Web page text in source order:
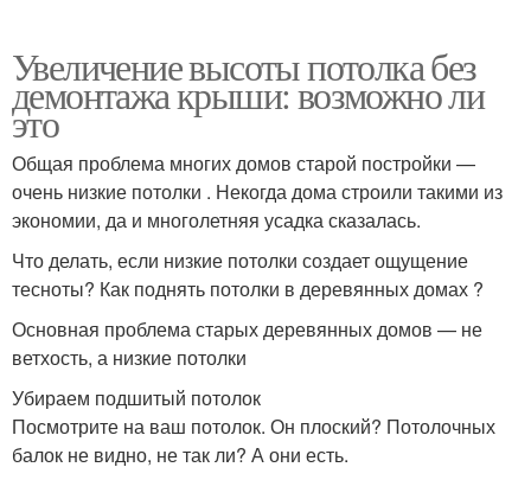
Увеличение высоты потолка без
демонтажа крыши: возможно ли
это
Общая проблема многих домов старой постройки —
очень низкие потолки . Некогда дома строили такими из
экономии, да и многолетняя усадка сказалась.
Что делать, если низкие потолки создает ощущение
тесноты? Как поднять потолки в деревянных домах ?
Основная проблема старых деревянных домов — не
ветхость, а низкие потолки
Убираем подшитый потолок
Посмотрите на ваш потолок. Он плоский? Потолочных
балок не видно, не так ли? А они есть.